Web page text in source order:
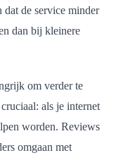
de service minder
dan bij kleinere
om verder te
als je internet
worden. Reviews
omgaan met